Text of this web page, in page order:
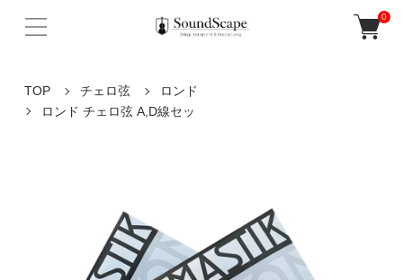
0
TOP チェロ弦
ロンド
ロンド チェロ弦 A,D線セッ